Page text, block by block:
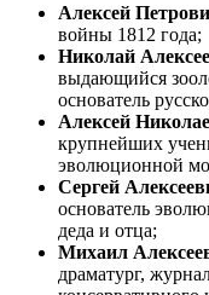
Алексей
войны 1812 года;
Николай
выдающийся
основатель
Алексей
крупнейших
эволюционной
Сергей
основатель
деда и отца;
Михаил
драматург,